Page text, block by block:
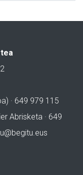
· 649 979 115
Abrisketa · 649